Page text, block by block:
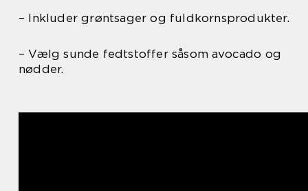
– Inkluder grøntsager og fuldkornsprodukter.
– Vælg sunde fedtstoffer såsom avocado og
nødder.